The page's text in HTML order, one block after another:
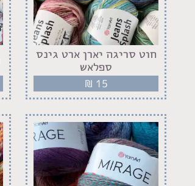
חוט סריגה יארן ארט גינס
ספלאש
₪ 15